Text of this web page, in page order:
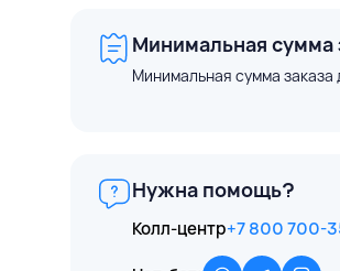
Минимальная сумма
Минимальная сумма заказа
Нужна помощь?
Колл-центр+7 800 700-